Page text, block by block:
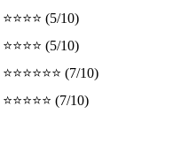
⭐⭐⭐⭐ (5/10)
⭐⭐⭐⭐ (5/10)
⭐⭐⭐⭐⭐⭐ (7/10)
⭐⭐⭐⭐⭐ (7/10)